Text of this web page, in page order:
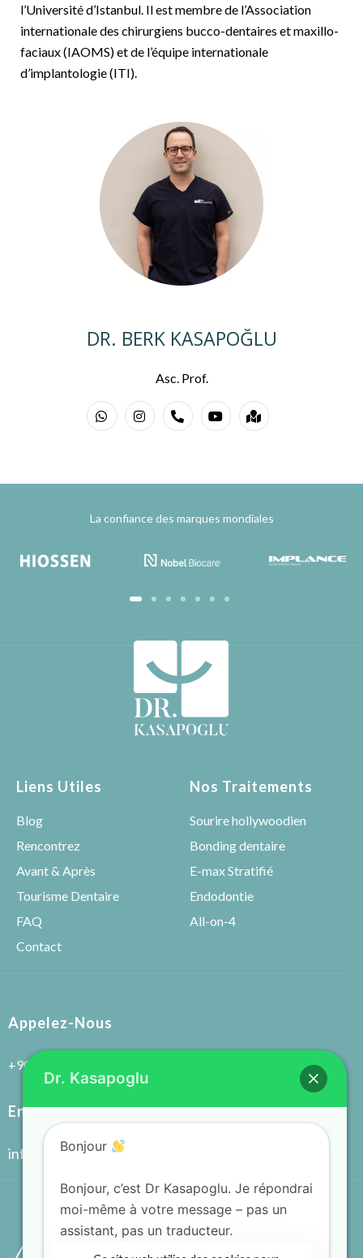
l’Université d’Istanbul. Il est membre de l’Association
internationale des chirurgiens bucco-dentaires et maxillo-
faciaux (IAOMS) et de l’équipe internationale
d’implantologie (ITI).
DR. BERK KASAPOĞLU
Asc. Prof.
La confiance des marques mondiales
Liens Utiles
Blog
Rencontrez
Avant & Après
Tourisme Dentaire
FAQ
Contact
Nos Traitements
Sourire hollywoodien
Bonding dentaire
E-max Stratifié
Endodontie
All-on-4
Appelez-Nous
+90 (538) 779 57 75
Envoyer Un E-Mail
info@drkasapoglu.com
Dr. Kasapoglu
Bonjour
Bonjour, c’est Dr Kasapoglu. Je répondrai
moi-même à votre message – pas un
assistant, pas un traducteur.